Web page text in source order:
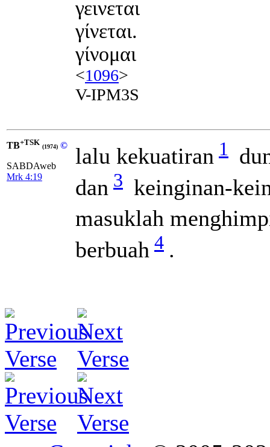
γεινεται
γίνεται.
γίνομαι
<1096>
V-IPM3S
TB+TSK (1974) ©
SABDAweb
Mrk 4:19
lalu kekuatiran 1
dan 3 keinginan-
masuklah
berbuah 4 .